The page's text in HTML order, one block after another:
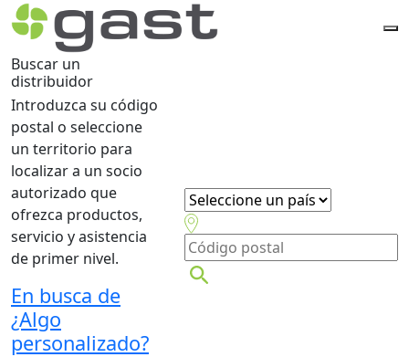
Buscar un
distribuidor
Introduzca su código
postal o seleccione
un territorio para
localizar a un socio
autorizado que
ofrezca productos,
servicio y asistencia
de primer nivel.
En busca de
¿Algo
personalizado?